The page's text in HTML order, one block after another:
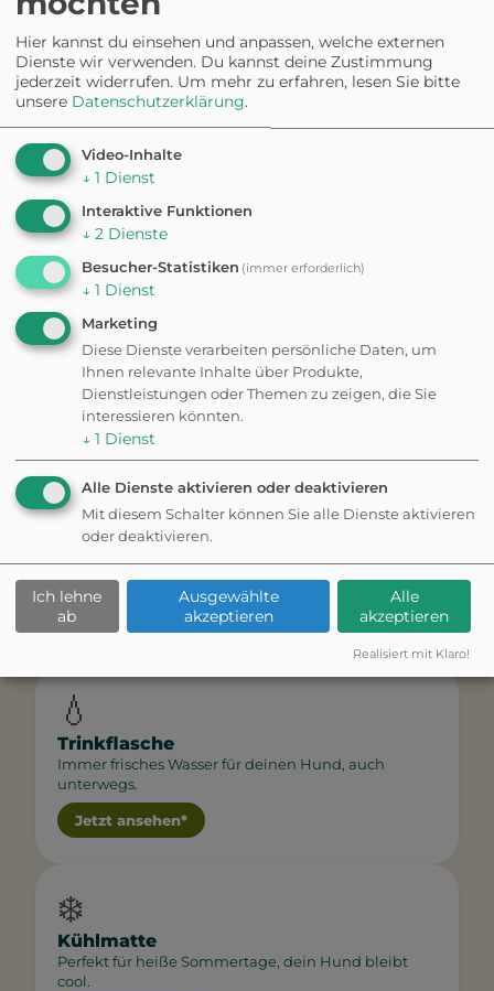
Spaziergänge in der
Nähe
Binnendünen
6,3 km
Gut ausgerüstet
für euren
Ausflug
💧
Trinkflasche
Immer frisches Wasser für deinen Hund, auch
unterwegs.
Jetzt ansehen*
❄️
Kühlmatte
Perfekt für heiße Sommertage, dein Hund bleibt
cool.
Hier kannst du einsehen und anpassen, welche externen
Dienste wir verwenden. Du kannst deine Zustimmung
jederzeit widerrufen. Um mehr zu erfahren, lesen Sie bitte
unsere Datenschutzerklärung.
Video-Inhalte
↓ 1 Dienst
Interaktive Funktionen
↓ 2 Dienste
Besucher-Statistiken (immer erforderlich)
↓ 1 Dienst
Marketing
Diese Dienste verarbeiten persönliche Daten, um
Ihnen relevante Inhalte über Produkte,
Dienstleistungen oder Themen zu zeigen, die Sie
interessieren könnten.
↓ 1 Dienst
Alle Dienste aktivieren oder deaktivieren
Mit diesem Schalter können Sie alle Dienste aktivieren
oder deaktivieren.
Ich lehne
ab
Ausgewählte
akzeptieren
Alle
akzeptieren
Realisiert mit Klaro!